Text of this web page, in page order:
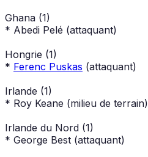
Ghana (1)
* Abedi Pelé (attaquant)
Hongrie (1)
* Ferenc Puskas (attaquant)
Irlande (1)
* Roy Keane (milieu de terrain)
Irlande du Nord (1)
* George Best (attaquant)